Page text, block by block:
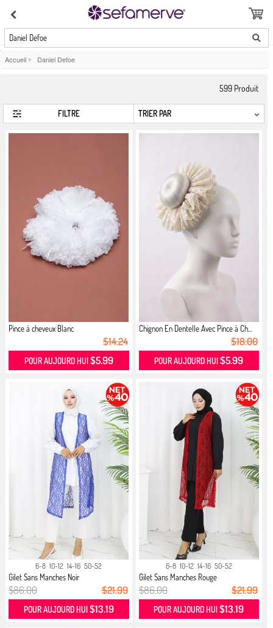
Daniel Defoe
Accueil > Daniel Defoe
599 Produit
FILTRE
Pince à cheveux Blanc
$14.24
POUR AUJOURD HUI $5.99
Chignon En Dentelle Avec Pince à Ch...
$18.00
POUR AUJOURD HUI$5.99
6-8 10-12 14-16 50-52
Gilet Sans Manches Noir
$86.00 $21.99
POUR AUJOURD HUI$13.19
6-8 10-12 14-16 50-52
Gilet Sans Manches Rouge
$86.00 $21.99
POUR AUJOURD HUI$13.19